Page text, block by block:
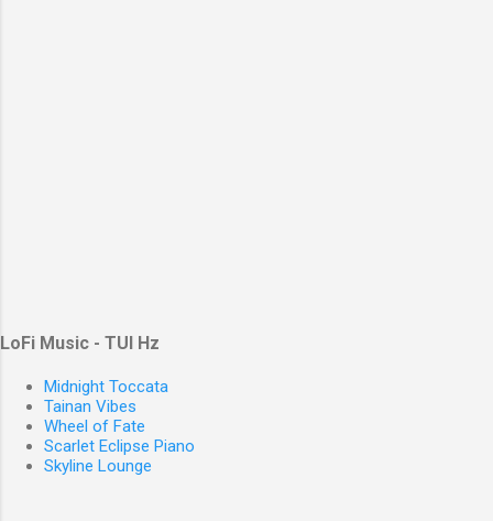
LoFi Music - TUI Hz
Midnight Toccata
Tainan Vibes
Wheel of Fate
Scarlet Eclipse Piano
Skyline Lounge